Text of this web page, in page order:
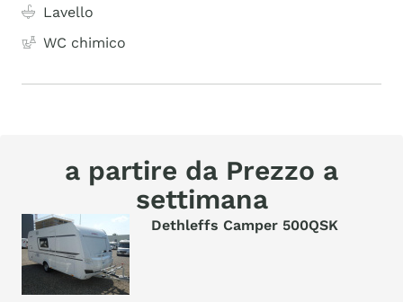
Lavello
WC chimico
a partire da Prezzo a
settimana
Dethleffs Camper 500QSK